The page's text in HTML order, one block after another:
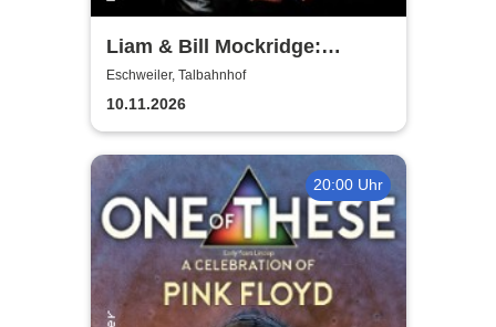
Liam & Bill Mockridge:
STORIES - Geschichten &
Lieder eines Liebenden
Eschweiler, Talbahnhof
10.11.2026
20:00 Uhr